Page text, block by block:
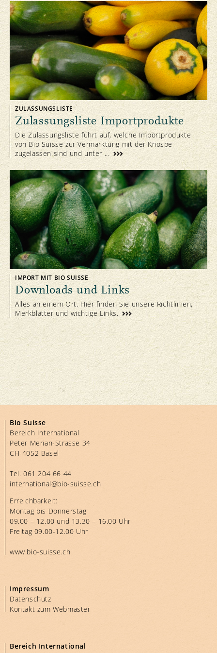
ZULASSUNGSLISTE
Zulassungsliste Importprodukte
Die Zulassungsliste führt auf, welche Importprodukte
von Bio Suisse zur Vermarktung mit der Knospe
zugelassen sind und unter ...
IMPORT MIT BIO SUISSE
Downloads und Links
Alles an einem Ort. Hier finden Sie unsere Richtlinien,
Merkblätter und wichtige Links.
Bio Suisse
Bereich International
Peter Merian-Strasse 34
CH-4052 Basel
Tel.061 204 66 44
international@bio-suisse.ch
Erreichbarkeit:
Montag bis Donnerstag
09.00 – 12.00 und 13.30 – 16.00 Uhr
Freitag 09.00-12.00 Uhr
www.bio-suisse.ch
Impressum
Datenschutz
Kontakt zum Webmaster
Bereich International